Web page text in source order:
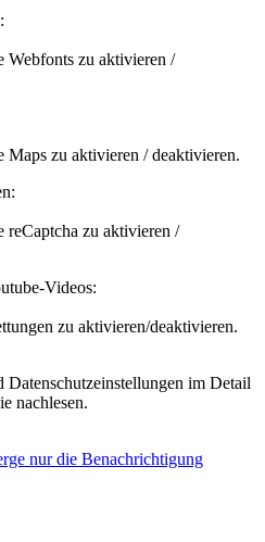
Webfonts zu aktivieren /
zu aktivieren / deaktivieren.
zu aktivieren /
Videos:
zu aktivieren/deaktivieren.
Datenschutzeinstellungen im Detail
nachlesen.
nur die Benachrichtigung